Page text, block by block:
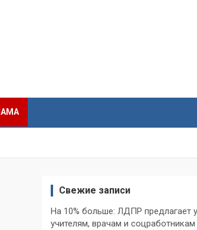
Свежие записи
На 10% больше: ЛДПР предлагает
учителям, врачам и соцработникам